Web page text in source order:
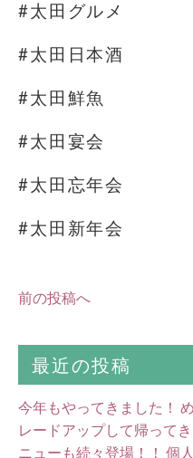
#太田グルメ
#太田日本酒
#太田鮮魚
#太田宴会
#太田忘年会
#太田新年会
前の投稿へ
最近の投稿
今年もやってきました！
レードアップして帰って
ニューも続々登場！！ 個